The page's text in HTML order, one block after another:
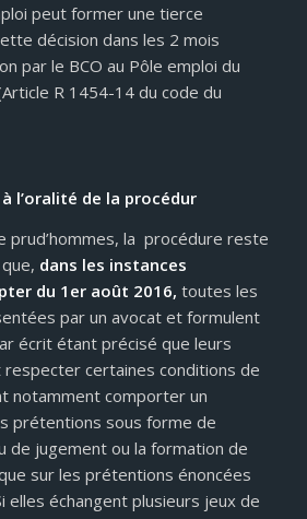
peut former une tierce
décision dans les 2 mois
par le BCO au Pôle emploi du
R 1454-14 du code du
l’oralité de la procédur
prud’hommes, la procédure reste
dans les instances
du 1er août 2016, toutes les
par un avocat et formulent
écrit étant précisé que leurs
respecter certaines conditions de
notamment comporter un
prétentions sous forme de
de jugement ou la formation de
sur les prétentions énoncées
elles échangent plusieurs jeux de